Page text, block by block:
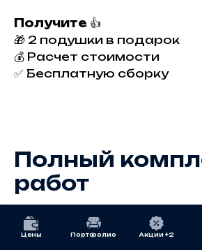
Цены Портфолио Акции +2
Получите 👍
🎁 2 подушки в подарок
💰 Расчет стоимости
✅ Бесплатную сборку
Полный
работ
В стоимость входит
мебели